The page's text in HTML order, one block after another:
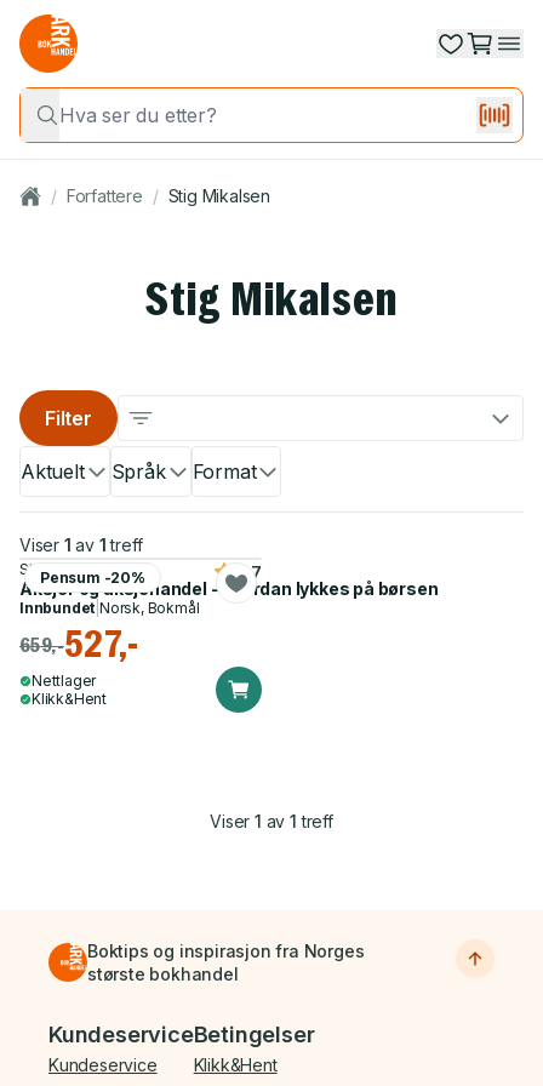
/ Forfattere / Stig Mikalsen
Stig Mikalsen
Aktuelt Språk Format
Filter
Viser 1 av 1 treff
Pensum -20%
Stig Mikalsen
Aksjer og aksjehandel - hvordan lykkes på børsen
3.7
Innbundet |Norsk, Bokmål
659,-527,-
Nettlager
Klikk&Hent
Viser1 av 1 treff
Boktips og inspirasjon fra Norges
største bokhandel
Bunnmeny
Kundeservice
Kundeservice
Betingelser
Klikk&Hent